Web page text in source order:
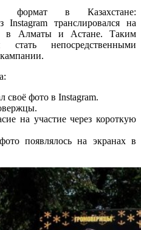
в Казахстане:
Instagram транслировался на
в Алматы и Астане. Таким
непосредственными
своё фото в Instagram.
на участие через короткую
появлялось на экранах в